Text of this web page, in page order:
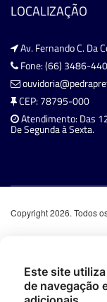
LOCALIZAÇÃO
Av. Fernando C. Da
Fone: (66) 3486-
CEP: 78795-000
Atendimento: Das
De Segunda à Sexta.
Copyright 2026. Todos
Este site
de navegação